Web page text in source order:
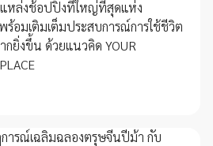
แหล่งช้อปปิ้งที่ใหญ่ที่สุดแห่ง
ร้อมเติมเต็มประสบการณ์การใช้ชีวิต
ยิ่งขึ้น ด้วยแนวคิด YOUR